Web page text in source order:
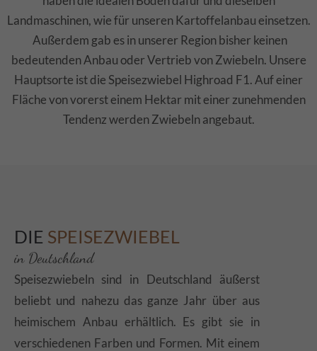
info@yourdomain.com
About us
Lorem ipsum dolor sit amet, consectetuer
adipiscing elit.
Landmaschinen, wie für unseren Kartoffelanbau einsetzen.
Außerdem gab es in unserer Region bisher keinen
bedeutenden Anbau oder Vertrieb von Zwiebeln. Unsere
Hauptsorte ist die Speisezwiebel Highroad F1. Auf einer
Fläche von vorerst einem Hektar mit einer zunehmenden
Tendenz werden Zwiebeln angebaut.
DIE SPEISEZWIEBEL
in Deutschland
Speisezwiebeln sind in Deutschland äußerst
beliebt und nahezu das ganze Jahr über aus
heimischem Anbau erhältlich. Es gibt sie in
verschiedenen Farben und Formen. Mit einem